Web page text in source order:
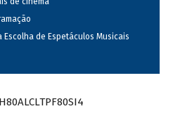
Escolha de Espetáculos Musicais